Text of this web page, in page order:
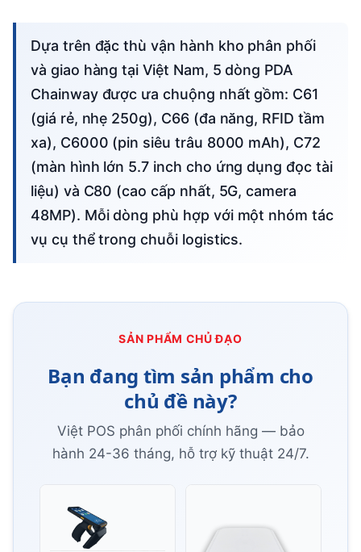
Dựa trên đặc thù vận hành kho phân phối
và giao hàng tại Việt Nam, 5 dòng PDA
Chainway được ưa chuộng nhất gồm: C61
(giá rẻ, nhẹ 250g), C66 (đa năng, RFID tầm
xa), C6000 (pin siêu trâu 8000 mAh), C72
(màn hình lớn 5.7 inch cho ứng dụng đọc tài
liệu) và C80 (cao cấp nhất, 5G, camera
48MP). Mỗi dòng phù hợp với một nhóm tác
vụ cụ thể trong chuỗi logistics.
SẢN PHẨM CHỦ ĐẠO
Bạn đang tìm sản phẩm cho
chủ đề này?
Việt POS phân phối chính hãng — bảo
hành 24-36 tháng, hỗ trợ kỹ thuật 24/7.